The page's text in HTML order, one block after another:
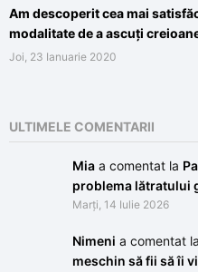
Am descoperit cea mai
modalitate de a ascuți
Joi, 23 Ianuarie 2020
ULTIMELE COMENTARII
Mia a comentat la
problema lătratului
Marți, 14 Iulie 2026
Nimeni a comentat la
meschin să fii să îi